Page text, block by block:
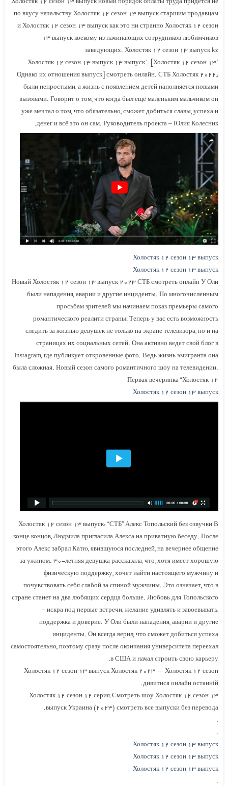
Холостяк ۱۲ сезон ۱۳ выпуск новый порядок оплаты труда придется не
по вкусу начальству Холостяк ۱۲ сезон ۱۳ выпуск старшим продавцам
и Холостяк ۱۲ сезон ۱۳ выпуск как это ни странно Холостяк ۱۲ сезон
۱۳ выпуск коекому из начинающих сотрудников любимчиков
заведующих. Холостяк ۱۲ сезон ۱۳ выпуск kz
`Холостяк ۱۲ сезон ۱۳ выпуск ۱۳ выпуск`. [Холостяк ۱۲ сезон ۱۳
выпуск] смотреть онлайн. СТБ Холостяк ۲۰۲۲٫ Однако их отношения
были непростыми, а жизнь с появлением детей наполняется новыми
вызовами. Говорит о том, что когда был ещё маленьким мальчиком он
уже мечтал о том, что обязательно, сможет добиться славы, успеха и
денег и всё это он сам. Руководитель проекта – Юлия Колесник.
Холостяк ۱۲ сезон ۱۳ выпуск
Холостяк ۱۲ сезон ۱۳ выпуск
Новый Холостяк ۱۲ сезон ۱۳ выпуск ۲۰۲۳ СТБ смотреть онлайн У Оли
были нападения, аварии и другие инциденты. По многочисленным
просьбам зрителей мы начинаем показ премьеры самого
романтического реалити страны! Теперь у вас есть возможность
следить за жизнью девушек не только на экране телевизора, но и на
страницах их социальных сетей. Она активно ведет свой блог в
Instagram, где публикует откровенные фото. Ведь жизнь эмигранта она
была сложная. Новый сезон самого романтичного шоу на телевидении.
Первая вечеринка “Холостяк ۱۲
Холостяк ۱۲ сезон ۱۳ выпуск
Холостяк ۱۲ сезон ۱۳ выпуск: “СТБ” Алекс Топольский без озвучки В
конце концов, Людмила пригласила Алекса на приватную беседу. После
этого Алекс забрал Катю, явившуюся последней, на вечернее общение
за ужином. ۳۰-летняя девушка рассказала, что, хотя имеет хорошую
физическую поддержку, хочет найти настоящего мужчину и
почувствовать себя слабой за спиной мужчины. Это означает, что в
стране станет на два любящих сердца больше. Любовь для Топольского
– искра под первые встречи, желание удивлять и завоевывать,
поддержка и доверие. У Оли были нападения, аварии и другие
инциденты. Он всегда верил, что сможет добиться успеха
самостоятельно, поэтому сразу после окончания университета переехал
в США и начал строить свою карьеру.
Холостяк ۱۲ сезон ۱۳ выпуск Холостяк ۲۰۲۳ — Холостяк ۱۲ сезон
дивитися онлайн останній.
Холостяк ۱۲ сезон ۱۲ серия.Смотреть шоу Холостяк ۱۲ сезон ۱۳
выпуск Украина (۲۰۲۳) смотреть все выпуски без перевода.
.
.
Холостяк ۱۲ сезон ۱۳ выпуск
Холостяк ۱۲ сезон ۱۳ выпуск
Холостяк ۱۲ сезон ۱۳ выпуск
.